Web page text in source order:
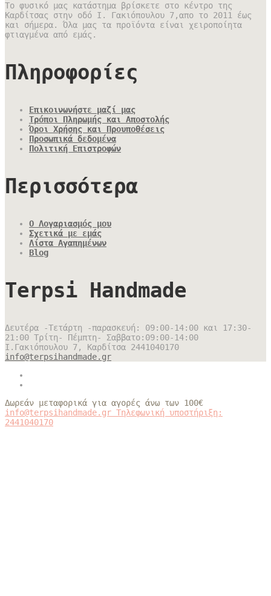
Το φυσικό μας κατάστημα βρίσκετε στο κέντρο της
Καρδίτσας στην οδό Ι. Γακιόπουλου 7,απο το 2011 έως
και σήμερα. Όλα μας τα προϊόντα είναι χειροποίητα
φτιαγμένα από εμάς.
Πληροφορίες
Επικοινωνήστε μαζί μας
Τρόποι Πληρωμής και Αποστολής
Όροι Χρήσης και Προυποθέσεις
Προσωπικά δεδομένα
Πολιτική Επιστροφών
Περισσότερα
Ο Λογαριασμός μου
Σχετικά με εμάς
Λίστα Αγαπημένων
Blog
Terpsi Handmade
Δευτέρα -Τετάρτη -παρασκευή: 09:00-14:00 και 17:30-
21:00 Τρίτη- Πέμπτη- Σαββατο:09:00-14:00
Ι.Γακιόπουλου 7, Καρδίτσα 2441040170
info@terpsihandmade.gr
Δωρεάν μεταφορικά για αγορές άνω των 100€
info@terpsihandmade.gr Τηλεφωνική υποστήριξη:
2441040170